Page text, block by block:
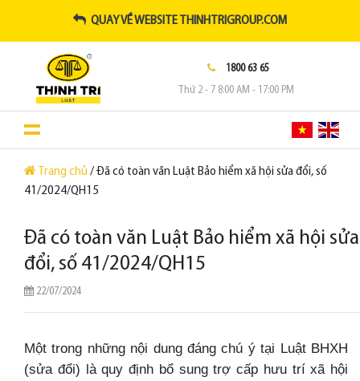
QUAY VỀ WEBSITE THINHTRIGROUP.COM
1800 63 65
Thứ 2 - 7 8:00 AM - 17:00 PM
Trang chủ / Đã có toàn văn Luật Bảo hiểm xã hội sửa đổi, số
41/2024/QH15
Đã có toàn văn Luật Bảo hiểm xã hội sửa
đổi, số 41/2024/QH15
22/07/2024
Một trong những nội dung đáng chú ý tại Luật BHXH
(sửa đổi) là quy định bổ sung trợ cấp hưu trí xã hội